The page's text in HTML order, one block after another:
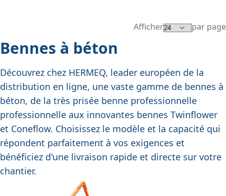
Afficher par page
Bennes à béton
Découvrez chez HERMEQ, leader européen de la
distribution en ligne, une vaste gamme de bennes à
béton, de la très prisée benne professionnelle
professionnelle aux innovantes bennes Twinflower
et Coneflow. Choisissez le modèle et la capacité qui
répondent parfaitement à vos exigences et
bénéficiez d'une livraison rapide et directe sur votre
chantier.